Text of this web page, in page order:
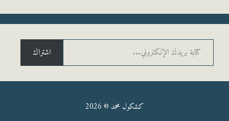
الإلكتروني...
كشكول محمد © 2026